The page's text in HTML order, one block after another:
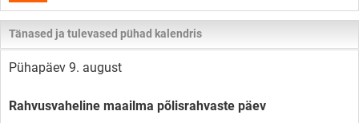
Tänased ja tulevased pühad kalendris
Pühapäev 9. august
Rahvusvaheline maailma põlisrahvaste päev